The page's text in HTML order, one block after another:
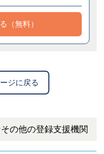
（無料）
ジに戻る
の他の登録支援機関